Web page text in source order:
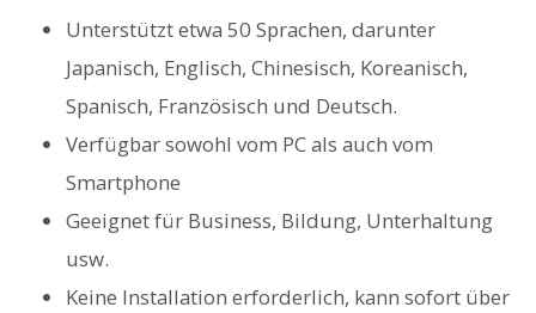
Unterstützt etwa 50 Sprachen, darunter
Japanisch, Englisch, Chinesisch, Koreanisch,
Spanisch, Französisch und Deutsch.
Verfügbar sowohl vom PC als auch vom
Smartphone
Geeignet für Business, Bildung, Unterhaltung
usw.
Keine Installation erforderlich, kann sofort über